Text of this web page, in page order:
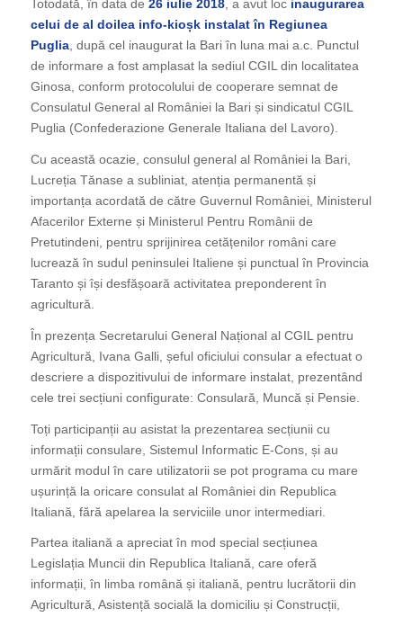
Totodată, în data de 26 iulie 2018, a avut loc inaugurarea
celui de al doilea info-kioșk instalat în Regiunea
Puglia, după cel inaugurat la Bari în luna mai a.c. Punctul
de informare a fost amplasat la sediul CGIL din localitatea
Ginosa, conform protocolului de cooperare semnat de
Consulatul General al României la Bari și sindicatul CGIL
Puglia (Confederazione Generale Italiana del Lavoro).
Cu această ocazie, consulul general al României la Bari,
Lucreția Tănase a subliniat, atenția permanentă și
importanța acordată de către Guvernul României, Ministerul
Afacerilor Externe și Ministerul Pentru Românii de
Pretutindeni, pentru sprijinirea cetățenilor români care
lucrează în sudul peninsulei Italiene și punctual în Provincia
Taranto și își desfășoară activitatea preponderent în
agricultură.
În prezența Secretarului General Național al CGIL pentru
Agricultură, Ivana Galli, șeful oficiului consular a efectuat o
descriere a dispozitivului de informare instalat, prezentând
cele trei secțiuni configurate: Consulară, Muncă și Pensie.
Toți participanții au asistat la prezentarea secțiunii cu
informații consulare, Sistemul Informatic E-Cons, și au
urmărit modul în care utilizatorii se pot programa cu mare
ușurință la oricare consulat al României din Republica
Italiană, fără apelarea la serviciile unor intermediari.
Partea italiană a apreciat în mod special secțiunea
Legislația Muncii din Republica Italiană, care oferă
informații, în limba română și italiană, pentru lucrătorii din
Agricultură, Asistență socială la domiciliu și Construcții,